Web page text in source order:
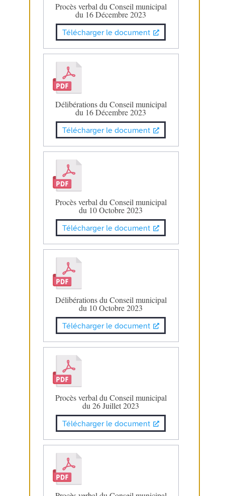
Procès verbal du Conseil municipal
du 16 Décembre 2023
Télécharger le document
Délibérations du Conseil municipal
du 16 Décembre 2023
Télécharger le document
Procès verbal du Conseil municipal
du 10 Octobre 2023
Télécharger le document
Délibérations du Conseil municipal
du 10 Octobre 2023
Télécharger le document
Procès verbal du Conseil municipal
du 26 Juillet 2023
Télécharger le document